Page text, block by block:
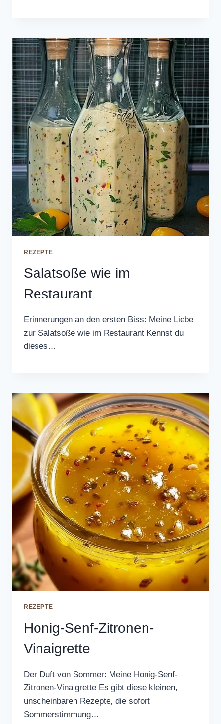
REZEPTE
Salatsoße wie im
Restaurant
Erinnerungen an den ersten Biss: Meine Liebe
zur Salatsoße wie im Restaurant Kennst du
dieses…
REZEPTE
Honig-Senf-Zitronen-
Vinaigrette
Der Duft von Sommer: Meine Honig-Senf-
Zitronen-Vinaigrette Es gibt diese kleinen,
unscheinbaren Rezepte, die sofort
Sommerstimmung…